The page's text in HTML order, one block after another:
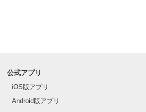
公式アプリ
iOS版アプリ
Android版アプリ